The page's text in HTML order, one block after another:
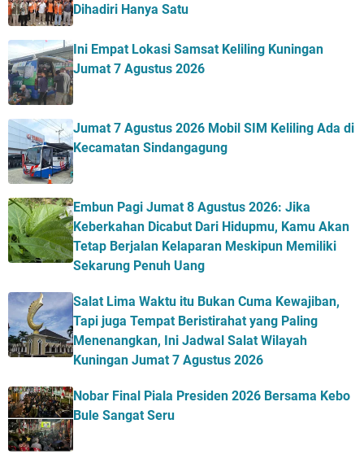
Dihadiri Hanya Satu
Ini Empat Lokasi Samsat Keliling Kuningan
Jumat 7 Agustus 2026
Jumat 7 Agustus 2026 Mobil SIM Keliling Ada di
Kecamatan Sindangagung
Embun Pagi Jumat 8 Agustus 2026: Jika
Keberkahan Dicabut Dari Hidupmu, Kamu Akan
Tetap Berjalan Kelaparan Meskipun Memiliki
Sekarung Penuh Uang
Salat Lima Waktu itu Bukan Cuma Kewajiban,
Tapi juga Tempat Beristirahat yang Paling
Menenangkan, Ini Jadwal Salat Wilayah
Kuningan Jumat 7 Agustus 2026
Nobar Final Piala Presiden 2026 Bersama Kebo
Bule Sangat Seru